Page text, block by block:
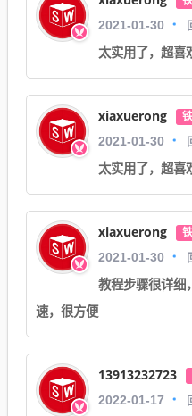
2021-01-30
太实用了，超喜
xiaxuerong
2021-01-30
太实用了，超喜
xiaxuerong
2021-01-30
教程步骤很详细
速，很方便
13913232723
2022-01-17